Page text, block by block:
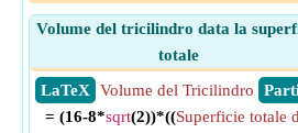
Volume del tricilindro data la
totale
​ LaTeX
Volume del Tricilindro
= (16-8*sqrt(2))*((Superficie totale